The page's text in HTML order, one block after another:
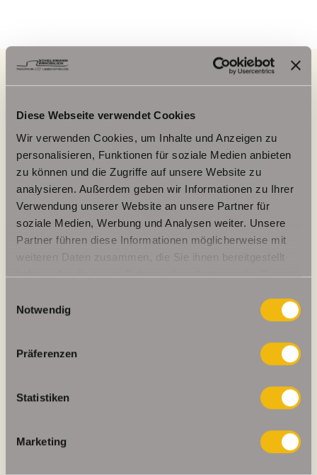
Diese Webseite verwendet Cookies
Wir verwenden Cookies, um Inhalte und Anzeigen zu
personalisieren, Funktionen für soziale Medien anbieten
zu können und die Zugriffe auf unsere Website zu
analysieren. Außerdem geben wir Informationen zu Ihrer
Verwendung unserer Website an unsere Partner für
soziale Medien, Werbung und Analysen weiter. Unsere
Partner führen diese Informationen möglicherweise mit
weiteren Daten zusammen, die Sie ihnen bereitgestellt
haben oder die sie im Rahmen Ihrer Nutzung der Dienste
Notwendig
Präferenzen
Statistiken
Marketing
76 kWh / (m²*a)
Energieverbrauchskennwert
Weitere Informationen
Befeuerung
Fernwärme
ab dem 1.5.2014
Energieausweis Baujahr